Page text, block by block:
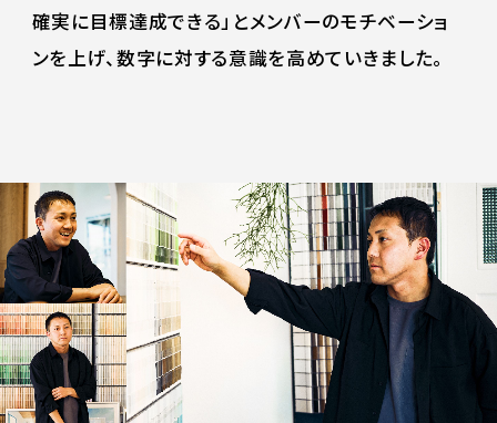
確実に目標達成できる」とメンバーのモチベーショ
ンを上げ、数字に対する意識を高めていきました。